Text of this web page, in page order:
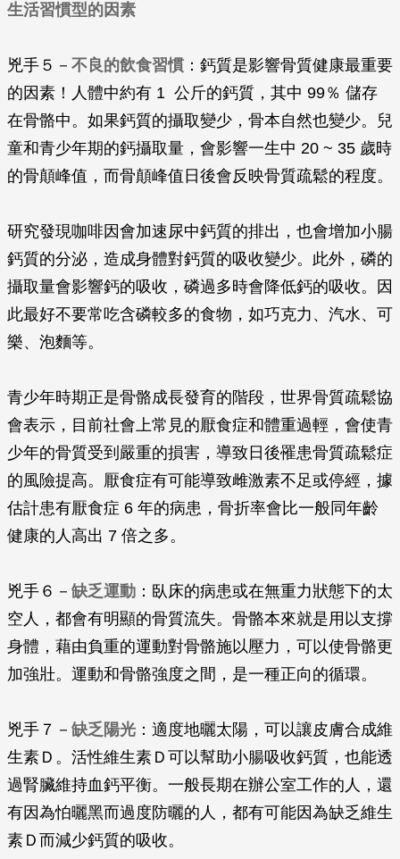
生活習慣型的因素
兇手５－ 不良的飲食習慣 ：鈣質是影響骨質健康最重要
的因素！人體中約有 1 公斤的鈣質，其中 99％ 儲存
在骨骼中。如果鈣質的攝取變少，骨本自然也變少。兒
童和青少年期的鈣攝取量，會影響一生中 20 ~ 35 歲時
的骨顛峰值，而骨顛峰值日後會反映骨質疏鬆的程度。
研究發現咖啡因會加速尿中鈣質的排出，也會增加小腸
鈣質的分泌，造成身體對鈣質的吸收變少。此外，磷的
攝取量會影響鈣的吸收，磷過多時會降低鈣的吸收。因
此最好不要常吃含磷較多的食物，如巧克力、汽水、可
樂、泡麵等。
青少年時期正是骨骼成長發育的階段，世界骨質疏鬆協
會表示，目前社會上常見的厭食症和體重過輕，會使青
少年的骨質受到嚴重的損害，導致日後罹患骨質疏鬆症
的風險提高。厭食症有可能導致雌激素不足或停經，據
估計患有厭食症 6 年的病患，骨折率會比一般同年齡
健康的人高出 7 倍之多。
兇手６－ 缺乏運動 ：臥床的病患或在無重力狀態下的太
空人，都會有明顯的骨質流失。骨骼本來就是用以支撐
身體，藉由負重的運動對骨骼施以壓力，可以使骨骼更
加強壯。運動和骨骼強度之間，是一種正向的循環。
兇手７－ 缺乏陽光 ：適度地曬太陽，可以讓皮膚合成維
生素Ｄ。活性維生素Ｄ可以幫助小腸吸收鈣質，也能透
過腎臟維持血鈣平衡。一般長期在辦公室工作的人，還
有因為怕曬黑而過度防曬的人，都有可能因為缺乏維生
素Ｄ而減少鈣質的吸收。